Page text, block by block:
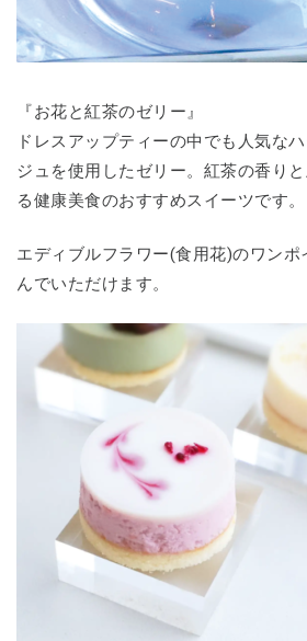
『お花と紅茶のゼリー』
ドレスアップティーの中でも人気な
ジュを使用したゼリー。紅茶の香り
る健康美食のおすすめスイーツです。
エディブルフラワー(食用花)のワンポ
んでいただけます。